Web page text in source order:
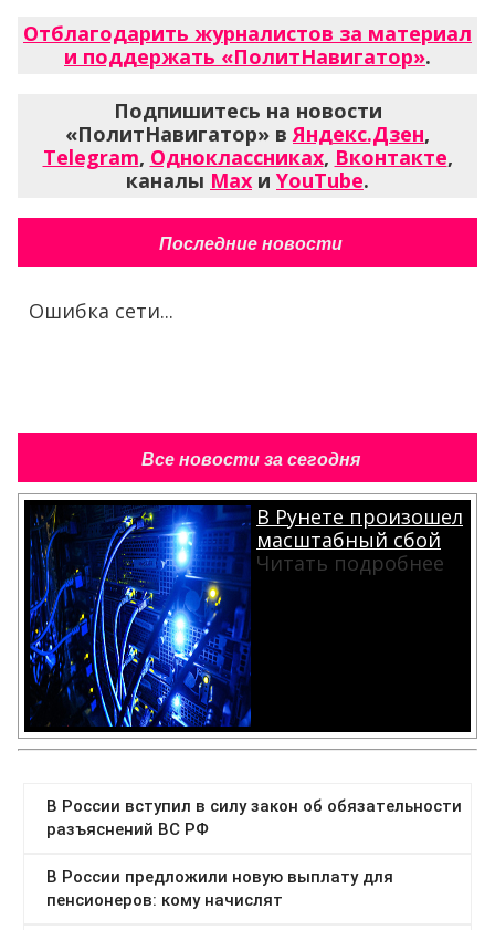
Отблагодарить журналистов за материал
и поддержать «ПолитНавигатор».
Подпишитесь на новости
«ПолитНавигатор» вЯндекс.Дзен,
Telegram, Одноклассниках, Вконтакте,
каналы Max и YouTube.
Последние новости
Ошибка сети...
Все новости за сегодня
В Рунете произошел
масштабный сбой
Читать подробнее